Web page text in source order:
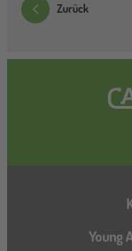
Zurück
Young